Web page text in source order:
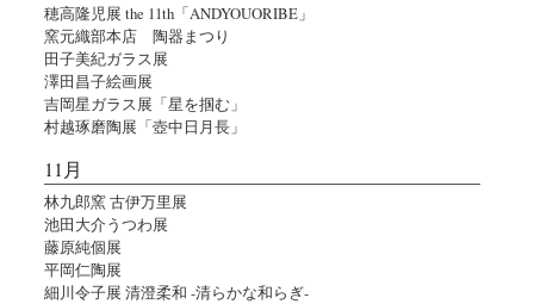
穂高隆児展 the 11th「ANDYOUORIBE」
窯元織部本店 陶器まつり
田子美紀ガラス展
澤田昌子絵画展
吉岡星ガラス展「星を掴む」
村越琢磨陶展「壺中日月長」
11月
林九郎窯 古伊万里展
池田大介うつわ展
藤原純個展
平岡仁陶展
細川令子展 清澄柔和 -清らかな和らぎ-